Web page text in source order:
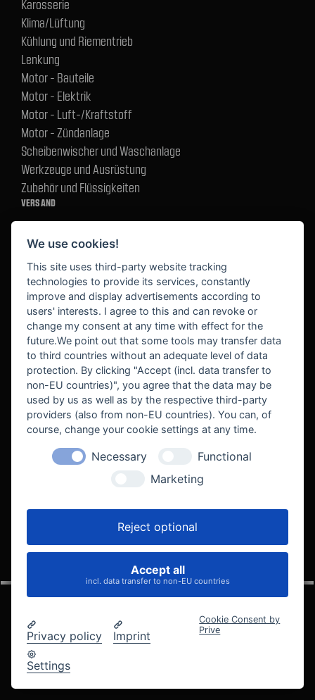
Karosserie
Klima/Lüftung
Kühlung und Riementrieb
Lenkung
Motor - Bauteile
Motor - Elektrik
Motor - Luft-/Kraftstoff
Motor - Zündanlage
Scheibenwischer und Waschanlage
Werkzeuge und Ausrüstung
Zubehör und Flüssigkeiten
VERSAND
BEKANNT AUS
VELOCITY AUTOMOTIVE
© 2005 - 2026 Velocity Automotive
We use cookies!
This site uses third-party website tracking
technologies to provide its services, constantly
improve and display advertisements according to
users' interests. I agree to this and can revoke or
change my consent at any time with effect for the
future.We point out that some tools may transfer data
to third countries without an adequate level of data
protection. By clicking "Accept (incl. data transfer to
non-EU countries)", you agree that the data may be
used by us as well as by the respective third-party
providers (also from non-EU countries). You can, of
course, change your cookie settings at any time.
Necessary
Functional
Marketing
Reject optional
Accept all
incl. data transfer to non-EU countries
Privacy policy Imprint
Settings
Cookie Consent by
Prive